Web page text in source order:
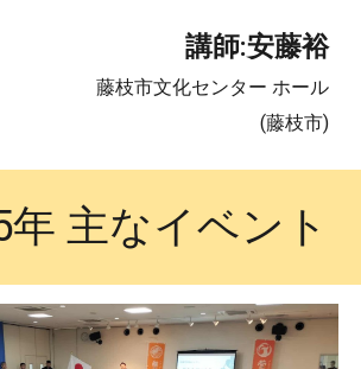
講師:安藤裕
藤枝市文化センター ホール
(藤枝市)
年 主なイベント